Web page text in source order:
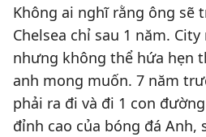
Không ai nghĩ rằng ông sẽ
Chelsea chỉ sau 1 năm.
nhưng không thể hứa hẹn
anh mong muốn. 7 năm
phải ra đi và đi 1 con
đỉnh cao của bóng đá Anh,